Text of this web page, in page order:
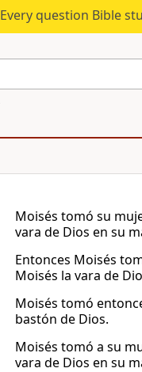
Every question Bible
Moisés tomó su
vara de Dios en su
Entonces Moisés
Moisés la vara de
Moisés tomó
bastón de Dios.
Moisés tomó a su
vara de Dios en su